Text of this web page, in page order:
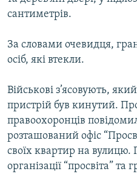
КРИМ РЕАЛІЇ
УКР
ДОЛУЧАЙСЯ!
сантиметрів.
За словами очевидця,
осіб, які втекли.
Військові з’ясовують,
пристрій був кинутий.
правоохоронців
розташований офіс
своїх квартир на вулицю.
організації “просвіта”